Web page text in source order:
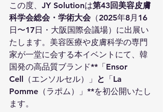
この度、JY Solutionは第43回美容皮膚
科学会総会・学術大会 （2025年8月16
日〜17日・大阪国際会議場）に出展い
たします。美容医療や皮膚科学の専門
家が一堂に会する本イベントにて、韓
国発の高品質ブランド**「Ensor
Cell（エンソルセル）」 と 「La
Pomme（ラポム）」**を初公開いたし
ます。